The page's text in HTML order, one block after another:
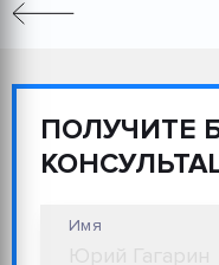
ПОЛУЧИТЕ
Имя